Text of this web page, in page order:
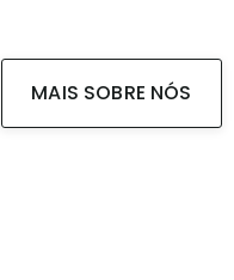
MAIS SOBRE NÓS